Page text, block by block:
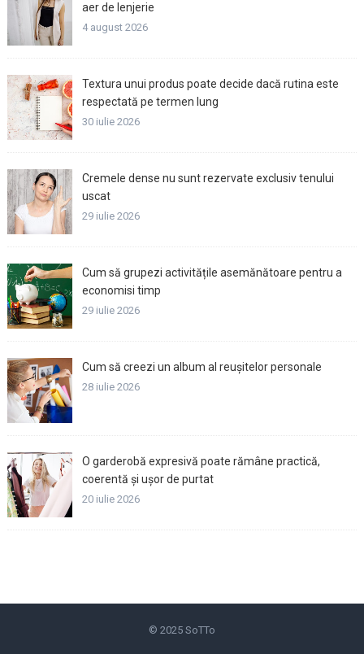
aer de lenjerie
4 august 2026
Textura unui produs poate decide dacă rutina este
respectată pe termen lung
30 iulie 2026
Cremele dense nu sunt rezervate exclusiv tenului
uscat
29 iulie 2026
Cum să grupezi activitățile asemănătoare pentru a
economisi timp
29 iulie 2026
Cum să creezi un album al reușitelor personale
28 iulie 2026
O garderobă expresivă poate rămâne practică,
coerentă și ușor de purtat
20 iulie 2026
© 2025 SoTTo